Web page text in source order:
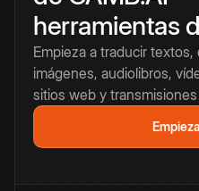
herramientas
Empieza a traducir
imágenes, audiolibros,
sitios web y